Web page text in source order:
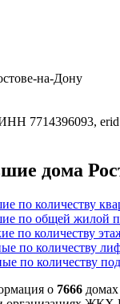
на-Дону
7714396093,
дома
по количеству
по общей жилой
по количеству
по количеству
по количеству
о 7666